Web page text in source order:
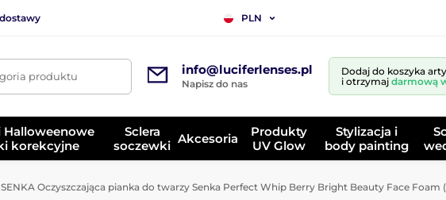
PLN
produktu info@luciferlenses.pl
Napisz do nas
Dodaj do koszyka
i otrzymaj darmową
Halloweenowe
korekcyjne
Sclera
soczewki Akcesoria
Produkty
UV Glow
Stylizacja i
body painting
SENKA Oczyszczająca pianka do twarzy Senka Perfect Whip Berry Bright Beauty Face Foam